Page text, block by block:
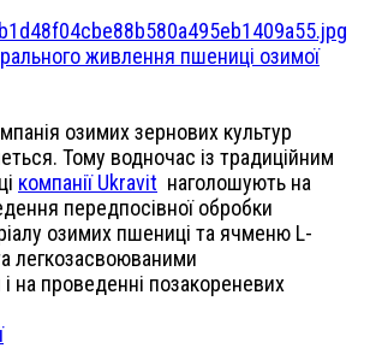
живлення пшениці озимої
озимих зернових культур
Тому водночас із традиційним
компанії Ukravit наголошують на
передпосівної обробки
озимих пшениці та ячменю L-
легкозасвоюваними
на проведенні позакореневих